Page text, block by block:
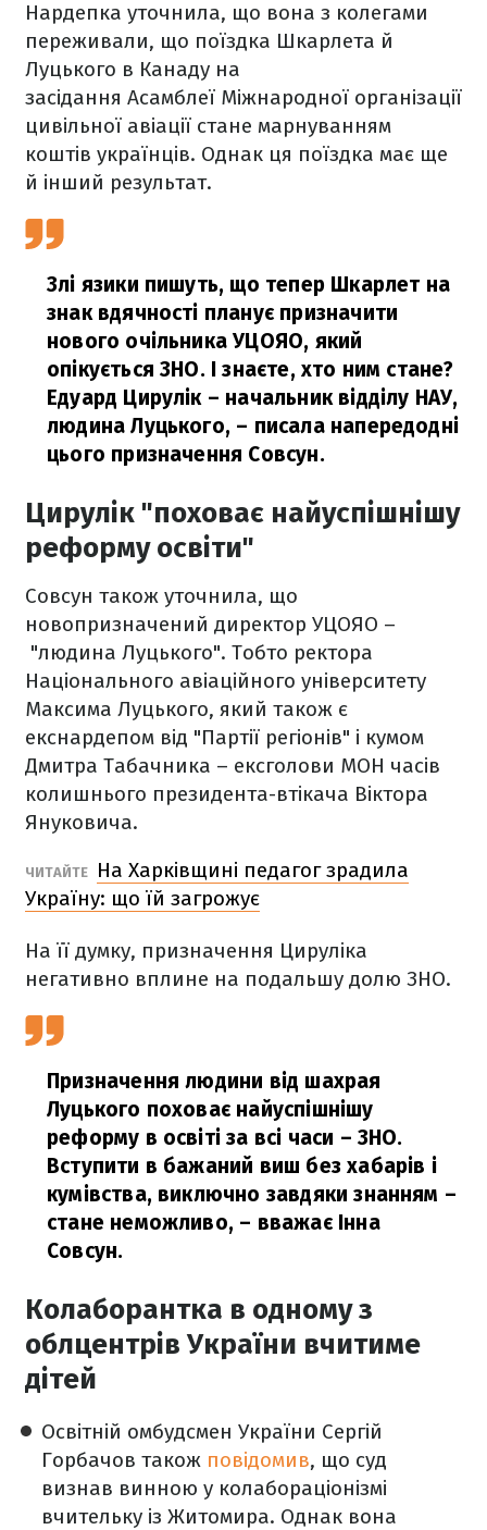
Нардепка уточнила, що вона з колегами
переживали, що поїздка Шкарлета й
Луцького в Канаду на
засідання Асамблеї Міжнародної організації
цивільної авіації стане марнуванням
коштів українців. Однак ця поїздка має ще
й інший результат.
Злі язики пишуть, що тепер Шкарлет на
знак вдячності планує призначити
нового очільника УЦОЯО, який
опікується ЗНО. І знаєте, хто ним стане?
Едуард Цирулік – начальник відділу НАУ,
людина Луцького, – писала напередодні
цього призначення Совсун.
Цирулік "поховає найуспішнішу
реформу освіти"
Совсун також уточнила, що
новопризначений директор УЦОЯО –
"людина Луцького". Тобто ректора
Національного авіаційного університету
Максима Луцького, який також є
екснардепом від "Партії регіонів" і кумом
Дмитра Табачника – ексголови МОН часів
колишнього президента-втікача Віктора
Януковича.
ЧИТАЙТЕ
На Харківщині педагог зрадила
Україну: що їй загрожує
На її думку, призначення Цируліка
негативно вплине на подальшу долю ЗНО.
Призначення людини від шахрая
Луцького поховає найуспішнішу
реформу в освіті за всі часи – ЗНО.
Вступити в бажаний виш без хабарів і
кумівства, виключно завдяки знанням –
стане неможливо, – вважає Інна
Совсун.
Колаборантка в одному з
облцентрів України вчитиме
дітей
Освітній омбудсмен України Сергій
Горбачов також повідомив, що суд
визнав винною у колабораціонізмі
вчительку із Житомира. Однак вона